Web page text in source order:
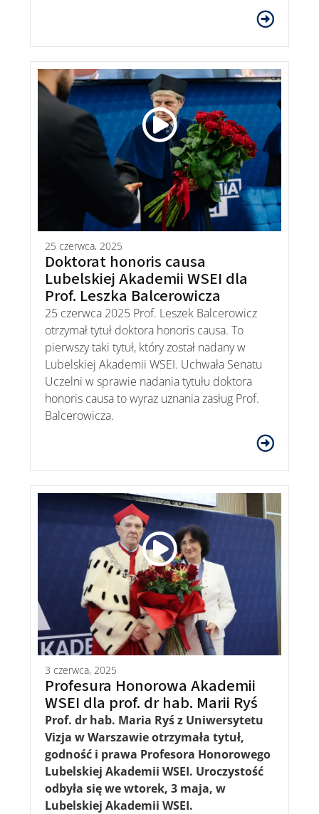
25 czerwca, 2025
Doktorat honoris causa
Lubelskiej Akademii WSEI dla
Prof. Leszka Balcerowicza
25 czerwca 2025 Prof. Leszek Balcerowicz
otrzymał tytuł doktora honoris causa. To
pierwszy taki tytuł, który został nadany w
Lubelskiej Akademii WSEI. Uchwała Senatu
Uczelni w sprawie nadania tytułu doktora
honoris causa to wyraz uznania zasług Prof.
Balcerowicza.
3 czerwca, 2025
Profesura Honorowa Akademii
WSEI dla prof. dr hab. Marii Ryś
Prof. dr hab. Maria Ryś z Uniwersytetu
Vizja w Warszawie otrzymała tytuł,
godność i prawa Profesora Honorowego
Lubelskiej Akademii WSEI. Uroczystość
odbyła się we wtorek, 3 maja, w
Lubelskiej Akademii WSEI.